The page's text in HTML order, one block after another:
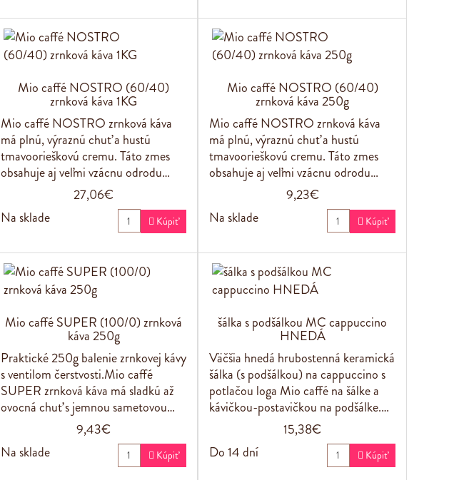
Mio caffé NOSTRO (60/40)
zrnková káva 1KG
Mio caffé NOSTRO zrnková káva
má plnú, výraznú chuť a hustú
tmavoorieškovú cremu. Táto zmes
obsahuje aj veľmi vzácnu odrodu…
27,06€
Na sklade
 Kúpiť
Mio caffé NOSTRO (60/40)
zrnková káva 250g
Mio caffé NOSTRO zrnková káva
má plnú, výraznú chuť a hustú
tmavoorieškovú cremu. Táto zmes
obsahuje aj veľmi vzácnu odrodu…
9,23€
Na sklade
 Kúpiť
Mio caffé SUPER (100/0) zrnková
káva 250g
Praktické 250g balenie zrnkovej kávy
s ventilom čerstvosti.Mio caffé
SUPER zrnková káva má sladkú až
ovocná chuť s jemnou sametovou…
9,43€
Na sklade
 Kúpiť
šálka s podšálkou MC cappuccino
HNEDÁ
Väčšia hnedá hrubostenná keramická
šálka (s podšálkou) na cappuccino s
potlačou loga Mio caffé na šálke a
kávičkou-postavičkou na podšálke.…
15,38€
Do 14 dní
 Kúpiť